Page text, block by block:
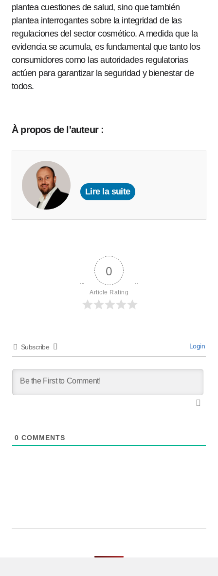
plantea cuestiones de salud, sino que también
plantea interrogantes sobre la integridad de las
regulaciones del sector cosmético. A medida que la
evidencia se acumula, es fundamental que tanto los
consumidores como las autoridades regulatorias
actúen para garantizar la seguridad y bienestar de
todos.
À propos de l'auteur :
Lire la suite
0
Article Rating
Subscribe Login
0 COMMENTS